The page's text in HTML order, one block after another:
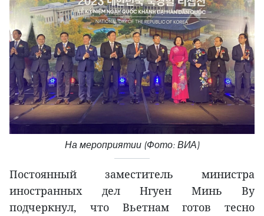
На мероприятии (Фото: ВИА)
Постоянный заместитель министра
иностранных дел Нгуен Минь Ву
подчеркнул, что Вьетнам готов тесно